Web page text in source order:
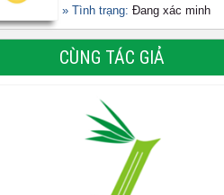
» Tình trạng: Đang xác minh
CÙNG TÁC GIẢ